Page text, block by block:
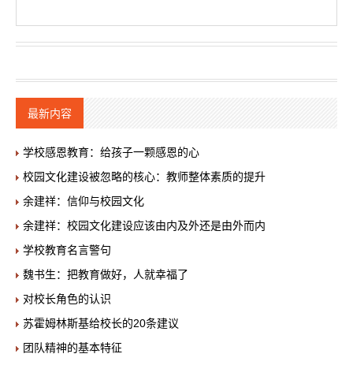
最新内容
学校感恩教育：给孩子一颗感恩的心
校园文化建设被忽略的核心：教师整体素质的提升
余建祥：信仰与校园文化
余建祥：校园文化建设应该由内及外还是由外而内
学校教育名言警句
魏书生：把教育做好，人就幸福了
对校长角色的认识
苏霍姆林斯基给校长的20条建议
团队精神的基本特征